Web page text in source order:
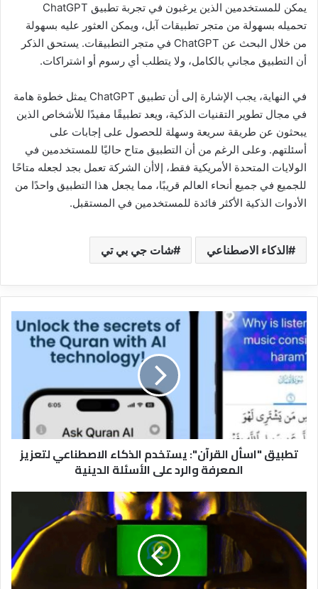
يمكن للمستخدمين الذين يرغبون في تجربة تطبيق ChatGPT
تحميله بسهولة من متجر تطبيقات آبل، ويمكن العثور عليه بسهولة
من خلال البحث عن ChatGPT في متجر التطبيقات. يستحق الذكر
أن التطبيق مجاني بالكامل، ولا يتطلب أي رسوم أو اشتراكات.
في النهاية، يجب الإشارة إلى أن تطبيق ChatGPT يمثل خطوة هامة
في مجال تطوير التقنيات الذكية، ويعد تطبيقًا مفيدًا للأشخاص الذين
يبحثون عن طريقة سريعة وسهلة للحصول على إجابات على
أسئلتهم. وعلى الرغم من أن التطبيق متاح حاليًا للمستخدمين في
الولايات المتحدة الأمريكية فقط، إلاأن الشركة تعمل بجد لجعله متاحًا
للجميع في جميع أنحاء العالم قريبًا، مما يجعل هذا التطبيق واحدًا من
الأدوات الذكية الأكثر فائدة للمستخدمين في المستقبل.
الذكاء الاصطناعي شات جي بي تي
تطبيق
"اسأل
القرآن":
يستخدم
الذكاء
الاصطناعي
لتعزيز
المعرفة
والرد
على
تطبيق "اسأل القرآن": يستخدم الذكاء الاصطناعي لتعزيز
المعرفة والرد على الأسئلة الدينية
أندرويد
يحصل
على
واجهة